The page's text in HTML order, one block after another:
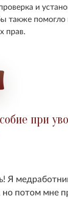
и
также помогло
прав.
при
Я
но потом мне